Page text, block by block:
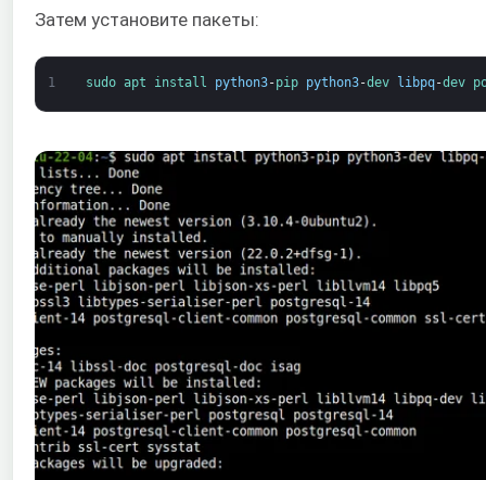
Затем установите пакеты:
1 sudo apt install python3-pip python3-dev libpq-dev